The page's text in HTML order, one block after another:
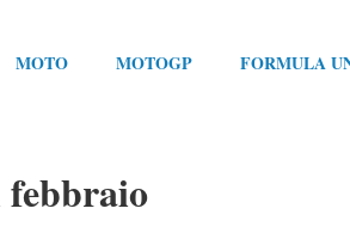
MOTO MOTOGP FORMULA
febbraio